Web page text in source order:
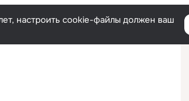
настроить cookie-файлы должен ваш